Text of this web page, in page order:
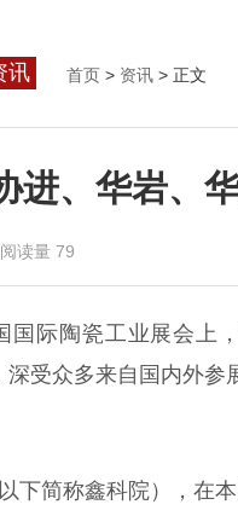
讯 首页 > 资讯 > 正文
进、华岩、
阅读量 79
际陶瓷工业展会上，
受众多来自国内外参
下简称鑫科院），在